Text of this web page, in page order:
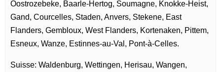
Oostrozebeke, Baarle-Hertog, Soumagne, Knokke-Heist,
Gand, Courcelles, Staden, Anvers, Stekene, East
Flanders, Gembloux, West Flanders, Kortenaken, Pittem,
Esneux, Wanze, Estinnes-au-Val, Pont-à-Celles.
Suisse: Waldenburg, Wettingen, Herisau, Wangen,